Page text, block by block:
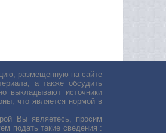
размещенную на сайте
а также обсудить
выкладывают источники
что является нормой в
Вы являетесь, просим
подать такие сведения :